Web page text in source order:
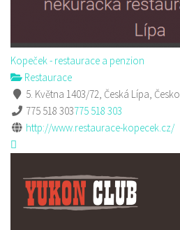
Kopeček - restaurace a penzion
Restaurace
5. Května 1403/72, Česká Lípa, Česko
775 518 303775 518 303
http://www.restaurace-kopecek.cz/